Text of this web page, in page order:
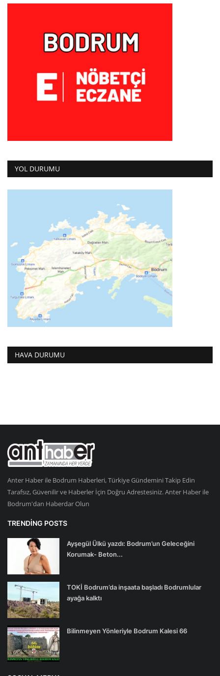
YOL DURUMU
HAVA DURUMU
Anter Haber ile Bodrum Haberleri, Türkiye Gündemini Takip Edin
Tarafsız, Güvenilir ve Haberler İçin Doğru Adrestesiniz. Anter Haber ile
Bodrum'dan Haberdar Olun
TRENDING POSTS
Ayşegül Ülkü yazdı: Bodrum’un Geleceğini
Korumak- Beton...
TOKİ Bodrum’da inşaata başladı Bodrumlular
ayağa kalktı
Bilinmeyen Yönleriyle Bodrum Kalesi 66